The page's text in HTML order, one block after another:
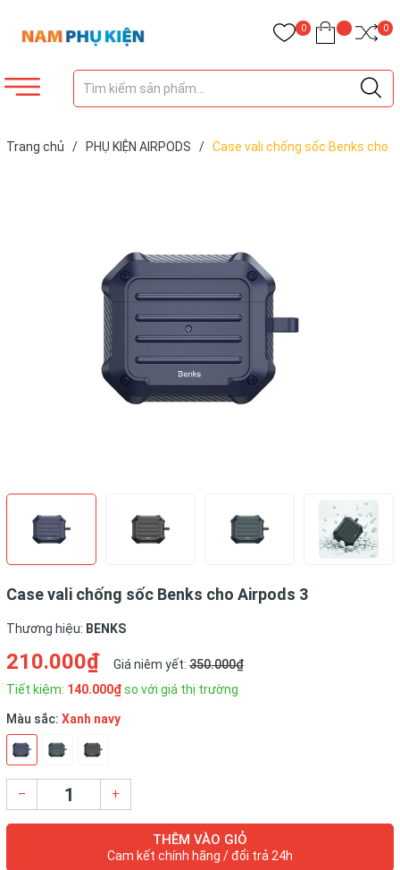
0 0
Trang chủ / PHỤ KIỆN AIRPODS / Case vali chống sốc Benks cho
Case vali chống sốc Benks cho Airpods 3
Thương hiệu: BENKS
210.000₫ Giá niêm yết: 350.000₫
Tiết kiệm: 140.000₫so với giá thị trường
Màu sắc: Xanh navy
– +
THÊM VÀO GIỎ
Cam kết chính hãng / đổi trả 24h